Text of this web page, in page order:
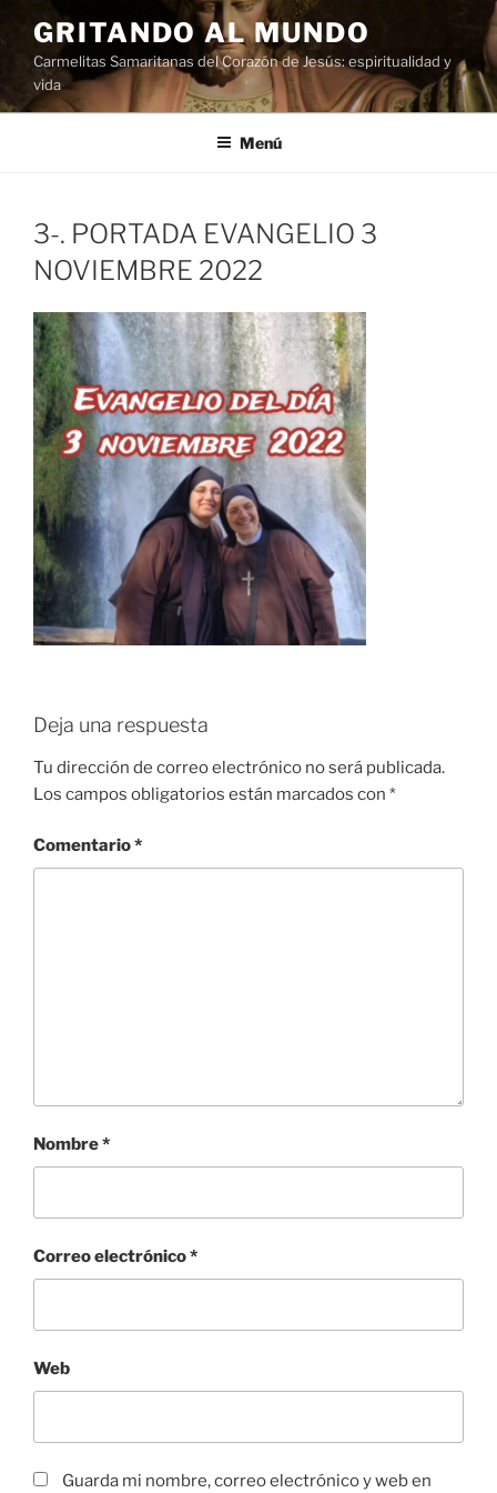
al
contenido
GRITANDO AL MUNDO
Carmelitas Samaritanas del Corazón de Jesús: espiritualidad y
vida
Menú
3-. PORTADA EVANGELIO 3
NOVIEMBRE 2022
Deja una respuesta
Tu dirección de correo electrónico no será publicada.
Los campos obligatorios están marcados con *
Comentario*
Nombre*
Correo electrónico*
Web
Guarda mi nombre, correo electrónico y web en